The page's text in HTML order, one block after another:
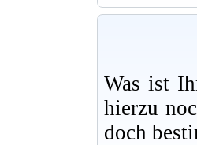
Was ist
hierzu
doch